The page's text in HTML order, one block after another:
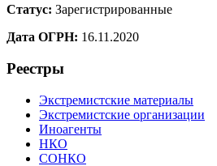
Статус: Зарегистрированные
Дата ОГРН: 16.11.2020
Реестры
Экстремистские материалы
Экстремистские организации
Иноагенты
НКО
СОНКО